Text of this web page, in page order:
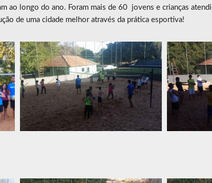
ao longo do ano. Foram mais de 60 jovens e crianças
de uma cidade melhor através da prática esportiva!